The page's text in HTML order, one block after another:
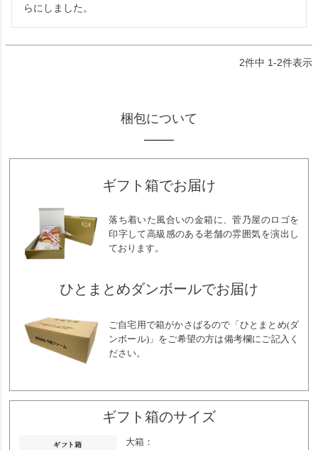
らにしました。
2件中 1-2件表示
梱包について
ギフト箱でお届け
落ち着いた風合いの金箱に、菅乃屋のロゴを
印字して高級感のある老舗の雰囲気を演出し
ております。
ひとまとめダンボールでお届け
ご自宅用で箱がかさばるので「ひとまとめ(ダ
ンボール)」をご希望の方は備考欄にご記入く
ださい。
ギフト箱のサイズ
大箱：